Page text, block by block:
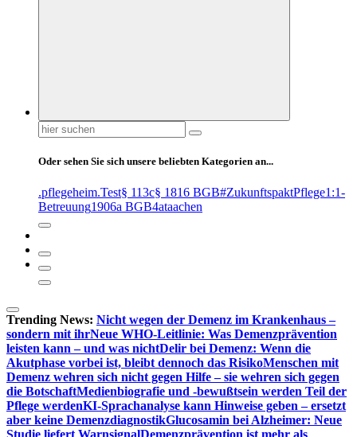
Suchen
nach:
Oder sehen Sie sich unsere beliebten Kategorien an...
.pflegeheim.Test§ 113c§ 1816 BGB#ZukunftspaktPflege1:1-
Betreuung1906a BGB4ataachen
Trending News: Nicht wegen der Demenz im Krankenhaus –
sondern mit ihrNeue WHO-Leitlinie: Was Demenzprävention
leisten kann – und was nichtDelir bei Demenz: Wenn die
Akutphase vorbei ist, bleibt dennoch das RisikoMenschen mit
Demenz wehren sich nicht gegen Hilfe – sie wehren sich gegen
die BotschaftMedienbiografie und -bewußtsein werden Teil der
Pflege werdenKI-Sprachanalyse kann Hinweise geben – ersetzt
aber keine DemenzdiagnostikGlucosamin bei Alzheimer: Neue